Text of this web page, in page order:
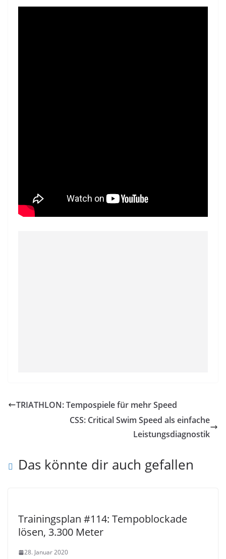
TRIATHLON: Tempospiele für mehr Speed
CSS: Critical Swim Speed als einfache
Leistungsdiagnostik
Das könnte dir auch gefallen
Trainingsplan #114: Tempoblockade
lösen, 3.300 Meter
28. Januar 2020